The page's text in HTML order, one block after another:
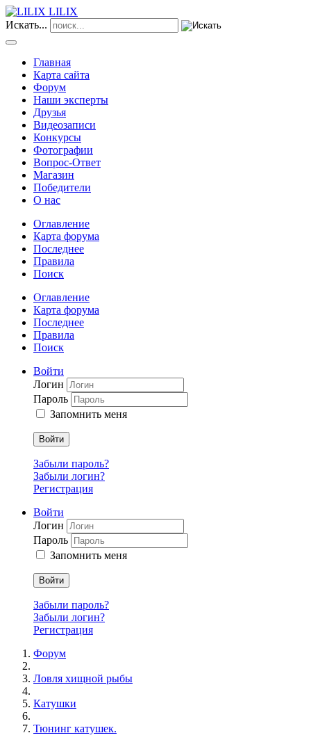
LILIX
Искать...
Главная
Карта сайта
Форум
Наши эксперты
Друзья
Видеозаписи
Конкурсы
Фотографии
Вопрос-Ответ
Магазин
Победители
О нас
Оглавление
Карта форума
Последнее
Правила
Поиск
Оглавление
Карта форума
Последнее
Правила
Поиск
Войти
Логин
Пароль
Запомнить меня
Войти
Забыли пароль?
Забыли логин?
Регистрация
Войти
Логин
Пароль
Запомнить меня
Войти
Забыли пароль?
Забыли логин?
Регистрация
Форум
Ловля хищной рыбы
Катушки
Тюнинг катушек.